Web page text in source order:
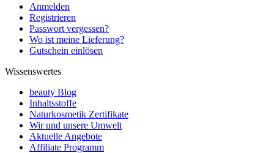
Anmelden
Registrieren
Passwort vergessen?
Wo ist meine Lieferung?
Gutschein einlösen
Wissenswertes
beauty Blog
Inhaltsstoffe
Naturkosmetik Zertifikate
Wir und unsere Umwelt
Aktuelle Angebote
Affiliate Programm